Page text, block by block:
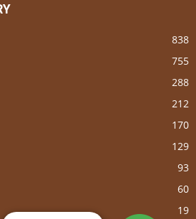
838
755
288
212
170
129
93
60
19